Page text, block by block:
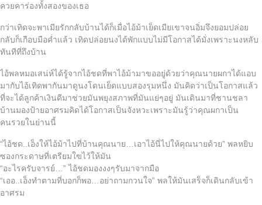
ควยคาร่องทั้งสองของเธอ
กว่าเทิดจะพาเมียรักกลับบ้านได้ก็เมื่อไอ้ม้าเย็ดเมียเขาจนอิ่มจึงยอมปล่อย
กลับก็เกือบมือค่ำแล้ว เทิดปล่อยนงได้พักแบบไม่มีโอกาสได้มั่งเพราะนงหลับ
ทันทีที่ถึงบ้าน
ไอ้พลหมอเสน่ห์ได้รู้จากไอ้ชดที่พาไอ้ม้ามาขออยู่ด้วยว่าคุณนายผกาได้แอบ
มากับไอ้เทิดพากันมาดูนงโดนเย็ดแบบสองรุมหนึ่ง มันคิดว่าเป็นโอกาสแล้ว
ที่จะได้ลูกค้าเงินดีมาช่วยมันพยุงสภาพที่มันแย่ๆอยู่ มันเดินมาที่ชานชลา
บ้านมองป้ายอาศรมคิดได้โอกาสเป็นจังหวะเพราะมันรู้ว่าคุณผกาเป็น
คนรวยในย่านนี้
“ไอ้ชด..เอ็งให้ไอ้ม้าไปที่บ้านคุณนาย…เอาไอ้นี่ไปให้คุณนายด้วย” พลหยิบ
ซองกระดาษที่เตรียมใฃไว้ให้มัน
“อะไรครับจารย์…” ไอ้ชดมองงงๆรับมาจากมือ
“เออ..เอ็งทำตามที่บอกก็พอ…อย่าถามกวนใจ” พลให้มันเสร็จก็เดินกลับเข้า
อาศรม